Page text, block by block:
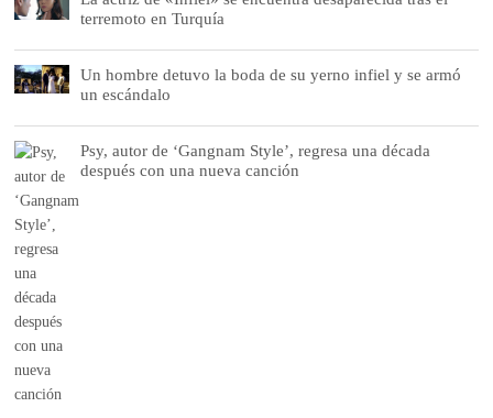
terremoto en Turquía
Un hombre detuvo la boda de su yerno infiel y se armó
un escándalo
Psy, autor de ‘Gangnam Style’, regresa una década
después con una nueva canción